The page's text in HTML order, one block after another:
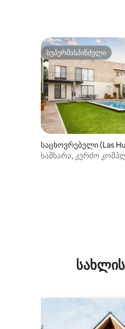
სუპერმასპინძელი
სუპერმასპინძელი
საცხოვრებელი (Las
de Jesús Primera
სამსარა, კერძო